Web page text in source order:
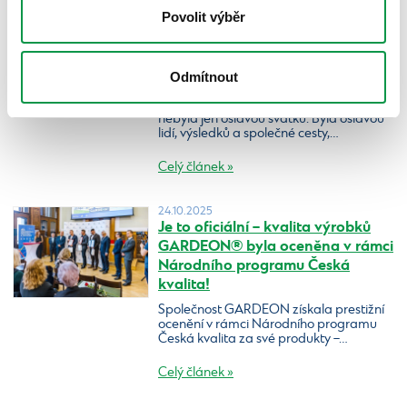
Povolit výběr
Odmítnout
17.02.2026
Když se úspěch slaví společně:
důkaz síly týmu
Vánoční párty společnosti Gardeon
nebyla jen oslavou svátků. Byla oslavou
lidí, výsledků a společné cesty,…
Celý článek »
24.10.2025
Je to oficiální – kvalita výrobků
GARDEON®️ byla oceněna v rámci
Národního programu Česká
kvalita!
Společnost GARDEON získala prestižní
ocenění v rámci Národního programu
Česká kvalita za své produkty –…
Celý článek »